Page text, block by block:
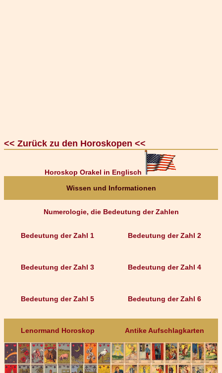
<< Zurück zu den Horoskopen <<
Horoskop Orakel in Englisch
Wissen und Informationen
Numerologie, die Bedeutung der Zahlen
Bedeutung der Zahl 1
Bedeutung der Zahl 3
Bedeutung der Zahl 5
Bedeutung der Zahl 2
Bedeutung der Zahl 4
Bedeutung der Zahl 6
Lenormand Horoskop Antike Aufschlagkarten